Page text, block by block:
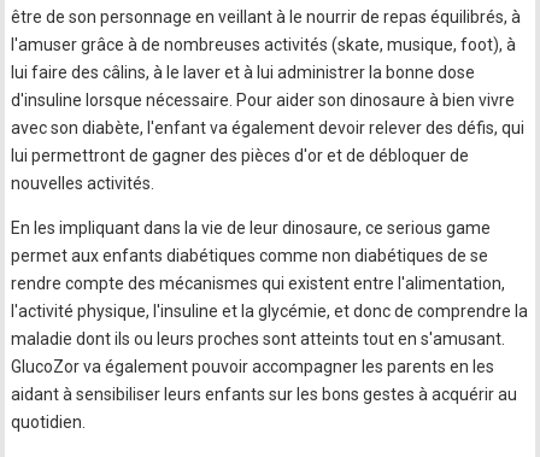
être de son personnage en veillant à le nourrir de repas équilibrés, à
l'amuser grâce à de nombreuses activités (skate, musique, foot), à
lui faire des câlins, à le laver et à lui administrer la bonne dose
d'insuline lorsque nécessaire. Pour aider son dinosaure à bien vivre
avec son diabète, l'enfant va également devoir relever des défis, qui
lui permettront de gagner des pièces d'or et de débloquer de
nouvelles activités.
En les impliquant dans la vie de leur dinosaure, ce serious game
permet aux enfants diabétiques comme non diabétiques de se
rendre compte des mécanismes qui existent entre l'alimentation,
l'activité physique, l'insuline et la glycémie, et donc de comprendre la
maladie dont ils ou leurs proches sont atteints tout en s'amusant.
GlucoZor va également pouvoir accompagner les parents en les
aidant à sensibiliser leurs enfants sur les bons gestes à acquérir au
quotidien.